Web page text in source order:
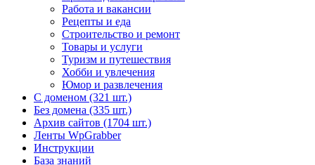
Работа и вакансии
Рецепты и еда
Строительство и ремонт
Товары и услуги
Туризм и путешествия
Хобби и увлечения
Юмор и развлечения
С доменом (321 шт.)
Без домена (335 шт.)
Архив сайтов (1704 шт.)
Ленты WpGrabber
Инструкции
База знаний